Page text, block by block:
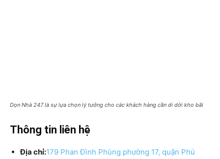
Dọn Nhà 247 là sự lựa chọn lý tưởng cho các khách hàng cần di dời kho bãi
Thông tin liên hệ
Địa chỉ:179 Phan Đình Phùng phường 17, quận Phú